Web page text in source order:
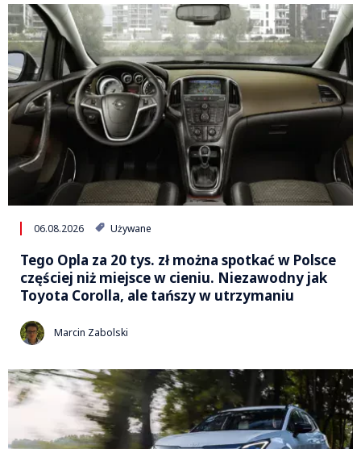
06.08.2026 Używane
Tego Opla za 20 tys. zł można spotkać w Polsce
częściej niż miejsce w cieniu. Niezawodny jak
Toyota Corolla, ale tańszy w utrzymaniu
Marcin Zabolski